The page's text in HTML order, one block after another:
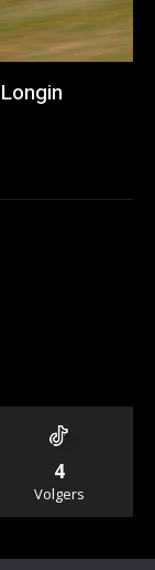
4
Volgers